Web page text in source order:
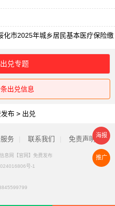
化市2025年城乡居民基本医疗保险缴
兑专题
出兑信息
布 > 出兑
务 联系我们 免责声明
息网【官网】免费发布
号-1
推广
海报